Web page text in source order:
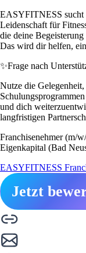
EASYFITNESS sucht
Leidenschaft für
die deine
Das wird dir helfen,
✨Frage nach
Nutze die
und dich
langfristigen
Franchisenehmer (m/
Eigenkapital (Bad
EASYFITNESS
Jetzt